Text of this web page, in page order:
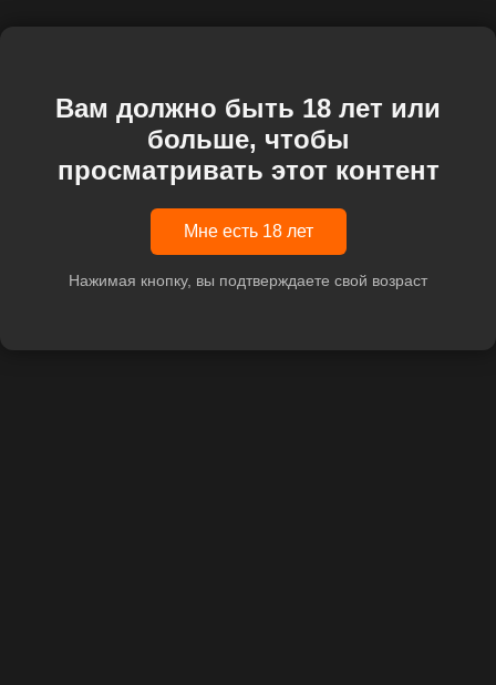
Вам должно быть 18 лет или
больше, чтобы
просматривать этот контент
Мне есть 18 лет
Нажимая кнопку, вы подтверждаете свой возраст